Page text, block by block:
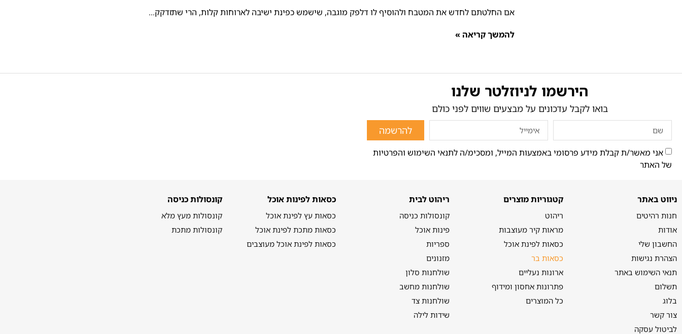
אם החלטתם לחדש את המטבח ולהוסיף לו דלפק מוגבה, שישמש כפינת ישיבה לארוחות קלות, הרי שתזדקק...
להמשך קריאה »
הירשמו לניוזלטר שלנו
בואו לקבל עדכונים על מבצעים שווים לפני כולם
אני מאשר/ת קבלת מידע פרסומי באמצעות המייל, ומסכימ/ה לתנאי השימוש והפרטיות
של האתר
להרשמה
ניווט באתר
חנות רהיטים
אודות
החשבון שלי
הצהרת נגישות
תנאי השימוש באתר
תשלום
בלוג
צור קשר
לביטול עסקה
קטגוריות מוצרים
ריהוט
מראות קיר מעוצבות
כסאות לפינת אוכל
כסאות בר
ארונות נעליים
פתרונות אחסון ומידוף
כל המוצרים
ריהוט לבית
קונסולות כניסה
פינות אוכל
ספריות
מזנונים
שולחנות סלון
שולחנות מחשב
שולחנות צד
שידות לילה
כסאות לפינות אוכל
כסאות עץ לפינת אוכל
כסאות מתכת לפינת אוכל
כסאות לפינת אוכל מעוצבים
קונסולות כניסה
קונסולות מעץ מלא
קונסולות מתכת